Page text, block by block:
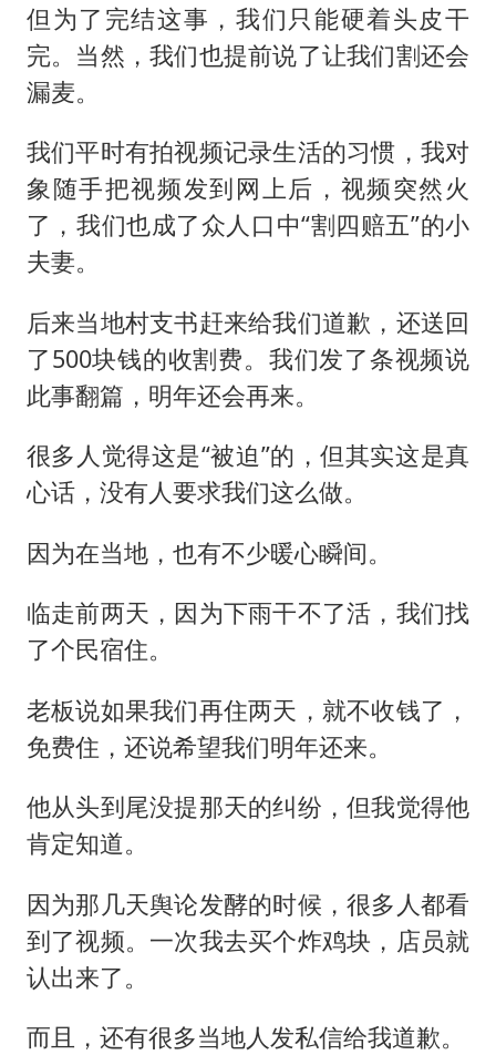
但为了完结这事，我们只能硬着头皮干
完。当然，我们也提前说了让我们割还会
漏麦。
我们平时有拍视频记录生活的习惯，我对
象随手把视频发到网上后，视频突然火
了，我们也成了众人口中“割四赔五”的小
夫妻。
后来当地村支书赶来给我们道歉，还送回
了500块钱的收割费。我们发了条视频说
此事翻篇，明年还会再来。
很多人觉得这是“被迫”的，但其实这是真
心话，没有人要求我们这么做。
因为在当地，也有不少暖心瞬间。
临走前两天，因为下雨干不了活，我们找
了个民宿住。
老板说如果我们再住两天，就不收钱了，
免费住，还说希望我们明年还来。
他从头到尾没提那天的纠纷，但我觉得他
肯定知道。
因为那几天舆论发酵的时候，很多人都看
到了视频。一次我去买个炸鸡块，店员就
认出来了。
而且，还有很多当地人发私信给我道歉。